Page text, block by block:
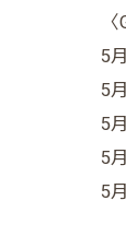
5
5
5
5
5